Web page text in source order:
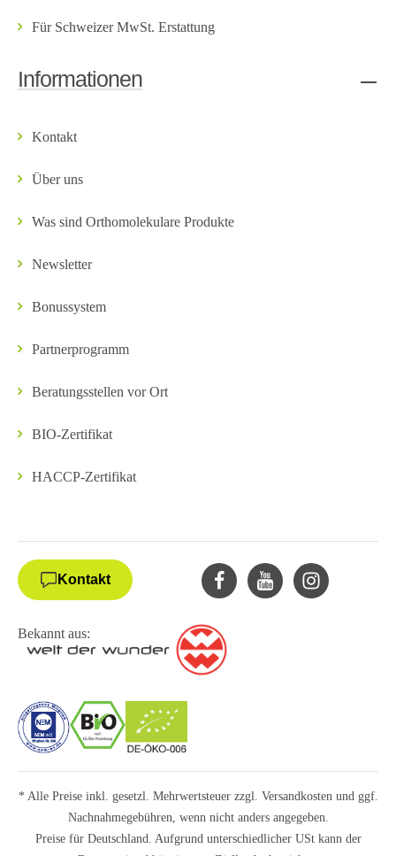
Für Schweizer MwSt. Erstattung
Informationen
Kontakt
Über uns
Was sind Orthomolekulare Produkte
Newsletter
Bonussystem
Partnerprogramm
Beratungsstellen vor Ort
BIO-Zertifikat
HACCP-Zertifikat
Kontakt
Bekannt aus:
* Alle Preise inkl. gesetzl. Mehrwertsteuer zzgl. Versandkostenund ggf.
Nachnahmegebühren, wenn nicht anders angegeben.
Preise für Deutschland. Aufgrund unterschiedlicher USt kann der